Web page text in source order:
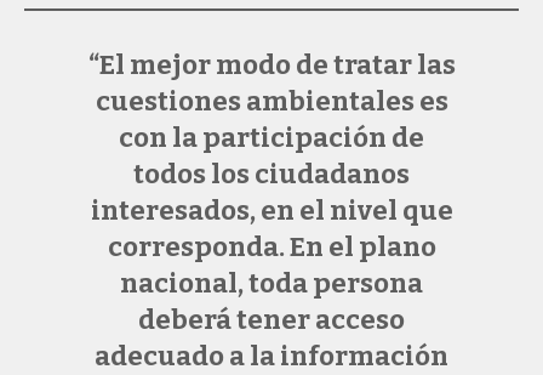
“El mejor modo de tratar las
cuestiones ambientales es
con la participación de
todos los ciudadanos
interesados, en el nivel que
corresponda. En el plano
nacional, toda persona
deberá tener acceso
adecuado a la información